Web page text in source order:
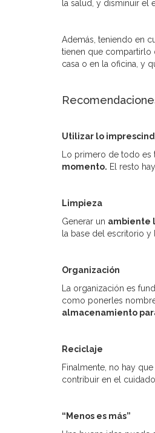
la salud, y disminuir el
Además, teniendo en
tienen que compartirlo
casa o en la oficina, y
Utilizar lo
Lo primero de todo
momento. El resto
Limpieza
Generar un ambiente
la base del escritorio
Organización
La organización es
como ponerles
almacenamiento
Reciclaje
Finalmente, no hay
contribuir en el
“Menos es más”